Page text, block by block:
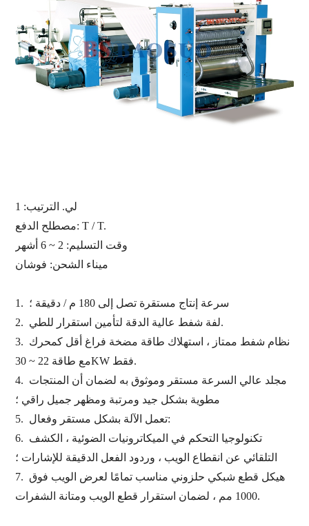
لي. الترتيب: 1
مصطلح الدفع: T / T.
وقت التسليم: 2 ~ 6 أشهر
ميناء الشحن: فوشان
1.
سرعة إنتاج مستقرة تصل إلى 180 م / دقيقة ؛
2.
لفة شفط عالية الدقة لتأمين استقرار للطي.
3. نظام شفط ممتاز ، استهلاك طاقة مضخة فراغ أقل كمحرك
مع طاقة 22 ~ 30KW فقط.
4. مجلد عالي السرعة مستقر وموثوق به لضمان أن المنتجات
مطوية بشكل جيد ومرتبة ومظهر جميل راقي ؛
5.
تعمل الآلة بشكل مستقر وفعال:
6. تكنولوجيا التحكم في الميكاترونيات الضوئية ، الكشف
التلقائي عن انقطاع الويب ، وردود الفعل الدقيقة للإشارات ؛
7. هيكل قطع شبكي حلزوني مناسب تمامًا لعرض الويب فوق
1000 مم ، لضمان استقرار قطع الويب ومتانة الشفرات.